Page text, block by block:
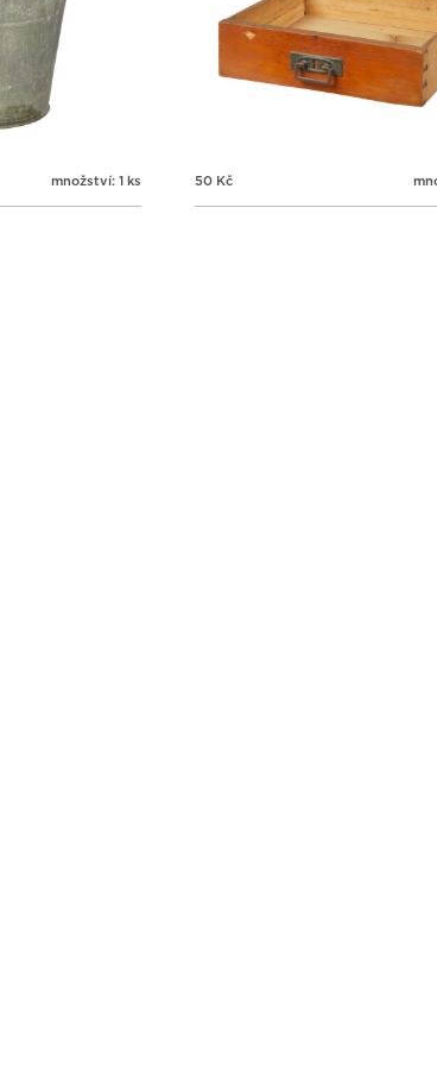
množství: 1 ks 50 Kč